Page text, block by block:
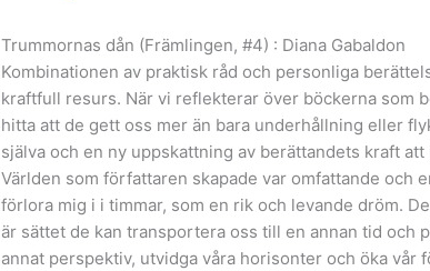
Trummornas dån (Främlingen, #4) : Diana Gabaldon
Kombinationen av praktisk råd och personliga
kraftfull resurs. När vi reflekterar över böckerna som
hitta att de gett oss mer än bara underhållning eller
själva och en ny uppskattning av berättandets kraft
Världen som författaren skapade var omfattande och
förlora mig i i timmar, som en rik och levande dröm.
är sättet de kan transportera oss till en annan tid och
annat perspektiv, utvidga våra horisonter och öka vår